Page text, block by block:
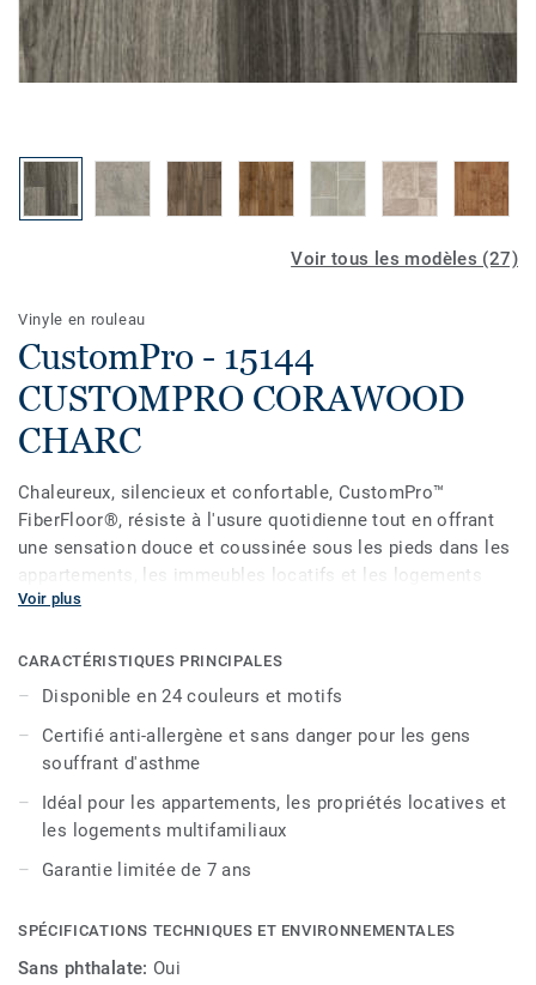
Voir tous les modèles (27)
Vinyle en rouleau
CustomPro - 15144
CUSTOMPRO CORAWOOD
CHARC
Chaleureux, silencieux et confortable, CustomPro™
FiberFloor®, résiste à l'usure quotidienne tout en offrant
une sensation douce et coussinée sous les pieds dans les
appartements, les immeubles locatifs et les logements
multifamiliaux. CustomPro est peu coûteux, facile à
l'humidité de CustomPro le rendent idéal pour les salles de
bains et les buanderies.
Voir plus
CARACTÉRISTIQUES PRINCIPALES
Disponible en 24 couleurs et motifs
Certifié anti-allergène et sans danger pour les gens
souffrant d'asthme
Idéal pour les appartements, les propriétés locatives et
les logements multifamiliaux
Garantie limitée de 7 ans
SPÉCIFICATIONS TECHNIQUES ET ENVIRONNEMENTALES
Sans phthalate:Oui